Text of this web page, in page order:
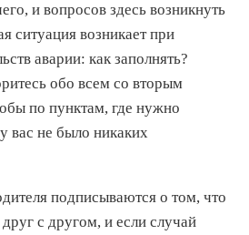
и вопросов здесь возникнуть
ситуация возникает при
аварии: как заполнять?
обо всем со вторым
по пунктам, где нужно
вас не было никаких
подписываются о том, что
с другом, и если случай